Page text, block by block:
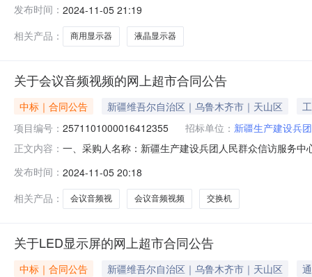
显示器联想/lenovoX24I-30台1.0010501050服务要求或
发布时间： 2024-11-05 21:19
相关产品：
商用显示器 液晶显示器
关于会议音频视频的网上超市合同公告
中标｜合同公告 新疆维吾尔自治区｜乌鲁木齐市｜天山区
项目编号： 2571101000016412355 招标单位： 新疆生产建设兵
正文内容： 一、采购人名称：新疆生产建设兵团人民群众信访服务
频视频仰邦BX-Y3台1.00105010502海美迪HD940B数字
发布时间： 2024-11-05 20:18
相关产品：
会议音频视 会议音频视频 交换机
关于LED显示屏的网上超市合同公告
中标｜合同公告 新疆维吾尔自治区｜乌鲁木齐市｜天山区